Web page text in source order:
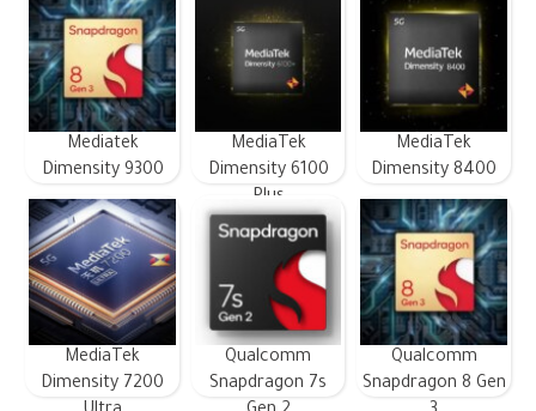
MediaTek
Dimensity 8400
MediaTek
Dimensity 6100
Plus
Mediatek
Dimensity 9300
Qualcomm
Snapdragon 8 Gen
Qualcomm
Snapdragon 7s
MediaTek
Dimensity 7200